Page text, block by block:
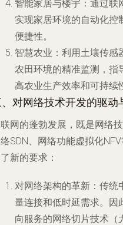
智能家居与楼宇 ：通过
实现家居环境的自动化控
便捷性。
智慧农业 ：利用土壤传
农田环境的精准监测，指
高农业生产效率和可持续
对网络技术开发的驱动
网的蓬勃发展，既是网络
SDN、网络功能虚拟化
新的要求：
对网络架构的革新 ：传
量连接和低时延需求。因
向服务的网络切片技术